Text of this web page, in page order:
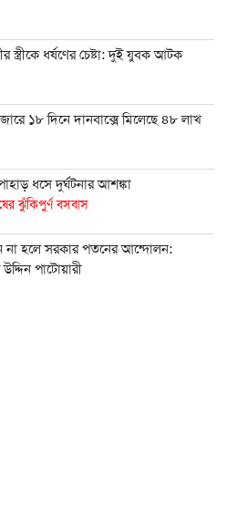
স্ত্রীকে ধর্ষণের চেষ্টা: দুই যুবক আটক
১৮ দিনে দানবাক্সে মিলেছে ৪৮ লাখ
ধসে দুর্ঘটনার আশঙ্কা
ঝুঁকিপুর্ণ বসবাস
না হলে সরকার পতনের আন্দোলন:
পাটোয়ারী